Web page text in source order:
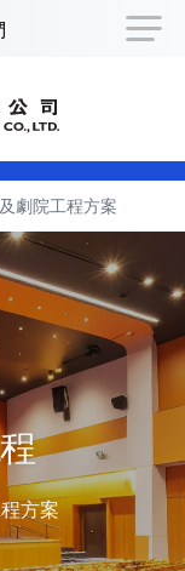
跳到頁尾
劇院工程方案
方案